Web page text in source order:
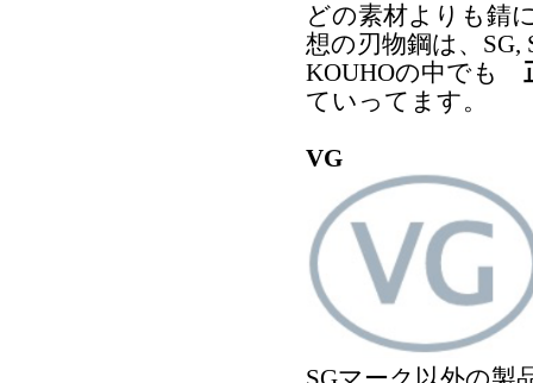
どの素材よりも錆
想の刃物鋼は、SG,
KOUHOの中でも
ていってます。
VG